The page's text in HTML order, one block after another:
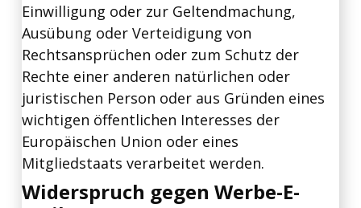
Einwilligung oder zur Geltendmachung,
Ausübung oder Verteidigung von
Rechtsansprüchen oder zum Schutz der
Rechte einer anderen natürlichen oder
juristischen Person oder aus Gründen eines
wichtigen öffentlichen Interesses der
Europäischen Union oder eines
Mitgliedstaats verarbeitet werden.
Widerspruch gegen Werbe-E-